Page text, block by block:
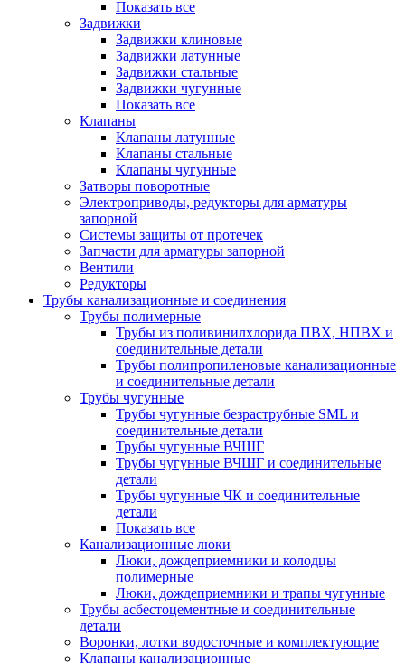
Показать все
Задвижки
Задвижки клиновые
Задвижки латунные
Задвижки стальные
Задвижки чугунные
Показать все
Клапаны
Клапаны латунные
Клапаны стальные
Клапаны чугунные
Затворы поворотные
Электроприводы, редукторы для арматуры
запорной
Системы защиты от протечек
Запчасти для арматуры запорной
Вентили
Редукторы
Трубы канализационные и соединения
Трубы полимерные
Трубы из поливинилхлорида ПВХ, НПВХ и
соединительные детали
Трубы полипропиленовые канализационные
и соединительные детали
Трубы чугунные
Трубы чугунные безраструбные SML и
соединительные детали
Трубы чугунные ВЧШГ
Трубы чугунные ВЧШГ и соединительные
детали
Трубы чугунные ЧК и соединительные
детали
Показать все
Канализационные люки
Люки, дождеприемники и колодцы
полимерные
Люки, дождеприемники и трапы чугунные
Трубы асбестоцементные и соединительные
детали
Воронки, лотки водосточные и комплектующие
Клапаны канализационные